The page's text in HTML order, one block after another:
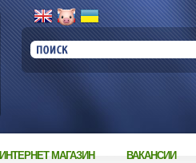
ИНТЕРНЕТ МАГАЗИН ВАКАНСИИ